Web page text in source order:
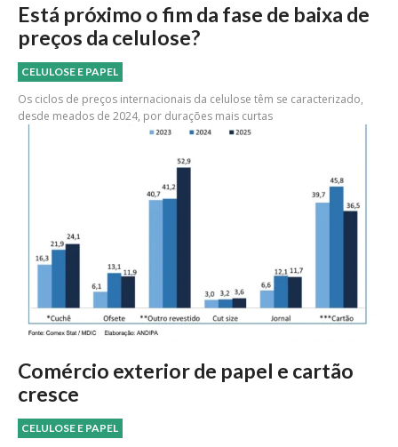
Está próximo o fim da fase de baixa de
preços da celulose?
CELULOSE E PAPEL
Os ciclos de preços internacionais da celulose têm se caracterizado,
desde meados de 2024, por durações mais curtas
Comércio exterior de papel e cartão
cresce
CELULOSE E PAPEL